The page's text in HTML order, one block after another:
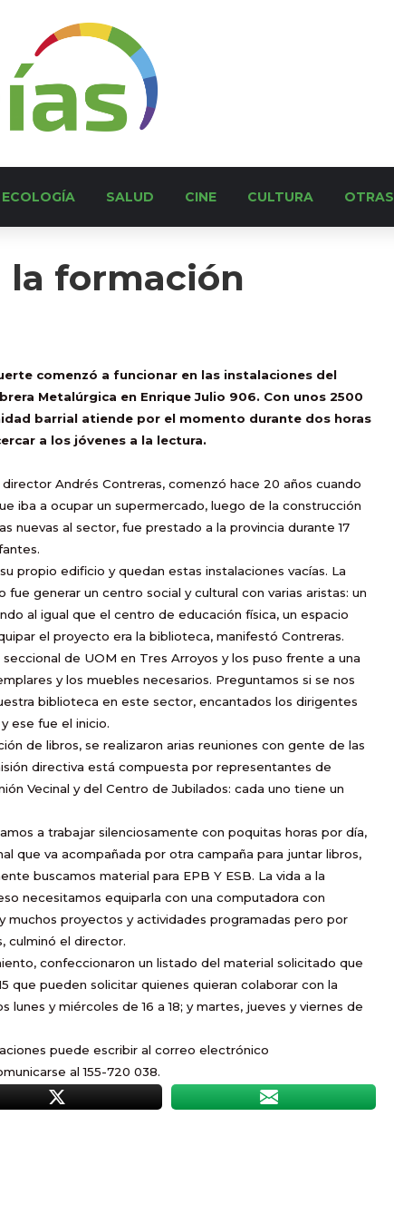
ECOLOGÍA SALUD CINE CULTURA OTRAS
la formación
comenzó a funcionar en las instalaciones del
Metalúrgica en Enrique Julio 906. Con unos 2500
barrial atiende por el momento durante dos horas
a los jóvenes a la lectura.
Andrés Contreras, comenzó hace 20 años cuando
iba a ocupar un supermercado, luego de la construcción
nuevas al sector, fue prestado a la provincia durante 17
propio edificio y quedan estas instalaciones vacías. La
generar un centro social y cultural con varias aristas: un
al igual que el centro de educación física, un espacio
el proyecto era la biblioteca, manifestó Contreras.
de UOM en Tres Arroyos y los puso frente a una
y los muebles necesarios. Preguntamos si se nos
biblioteca en este sector, encantados los dirigentes
ese fue el inicio.
de libros, se realizaron arias reuniones con gente de las
directiva está compuesta por representantes de
Vecinal y del Centro de Jubilados: cada uno tiene un
a trabajar silenciosamente con poquitas horas por día,
que va acompañada por otra campaña para juntar libros,
buscamos material para EPB Y ESB. La vida a la
necesitamos equiparla con una computadora con
muchos proyectos y actividades programadas pero por
culminó el director.
confeccionaron un listado del material solicitado que
que pueden solicitar quienes quieran colaborar con la
y miércoles de 16 a 18; y martes, jueves y viernes de
puede escribir al correo electrónico
al 155-720 038.